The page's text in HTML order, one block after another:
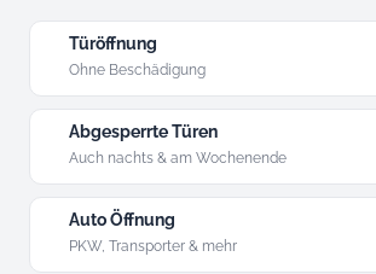
Türöffnung
Ohne Beschädigung
Abgesperrte Türen
Auch nachts & am Wochenende
Auto Öffnung
PKW, Transporter & mehr